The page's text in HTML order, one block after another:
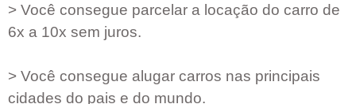
> Você consegue parcelar a locação do carro de
6x a 10x sem juros.
> Você consegue alugar carros nas principais
cidades do pais e do mundo.